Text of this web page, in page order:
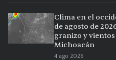
Clima en el
de agosto de
granizo y
Michoacán
4 ago 2026